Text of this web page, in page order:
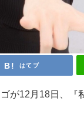
はてブ
が12月18日、『